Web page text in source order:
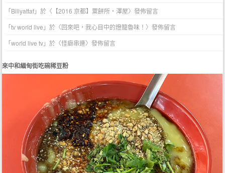
「Billyattaf」於〈 【2016 京都】粟餅所・澤屋〉發佈留言
「tv world live 」於〈回來吧，我心目中的燈籠魯味！ 〉發佈留言
「world live tv」於〈怪癖串連〉發佈留言
來中和緬甸街吃碗稀豆粉